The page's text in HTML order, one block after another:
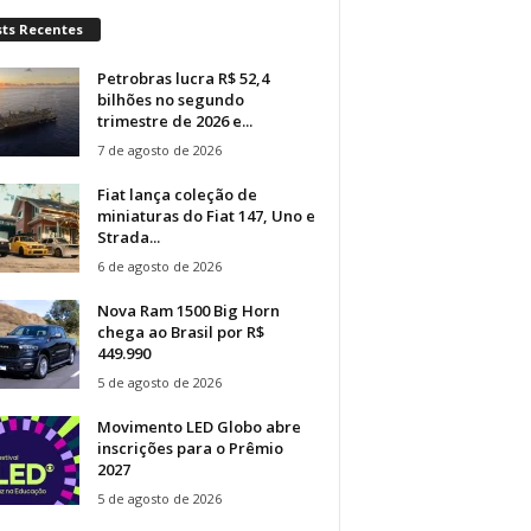
Recentes
Petrobras lucra R$ 52,4
bilhões no segundo
trimestre de 2026 e...
7 de agosto de 2026
Fiat lança coleção de
miniaturas do Fiat 147, Uno e
Strada...
6 de agosto de 2026
Nova Ram 1500 Big Horn
chega ao Brasil por R$
449.990
5 de agosto de 2026
Movimento LED Globo abre
inscrições para o Prêmio
2027
5 de agosto de 2026